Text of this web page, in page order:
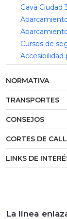
Gavà Ciudad
Cursos de
Accesibilidad
NORMATIVA
TRANSPORTES
CONSEJOS
CORTES DE
LINKS DE
La línea